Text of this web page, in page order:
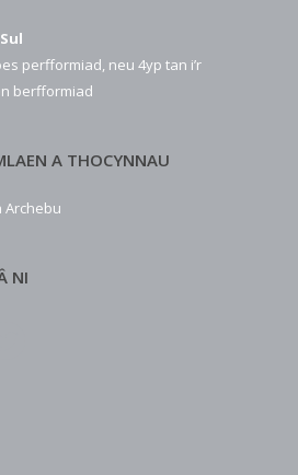
perfformiad, neu 4yp tan i’r
berfformiad
A THOCYNNAU
Archebu
NI